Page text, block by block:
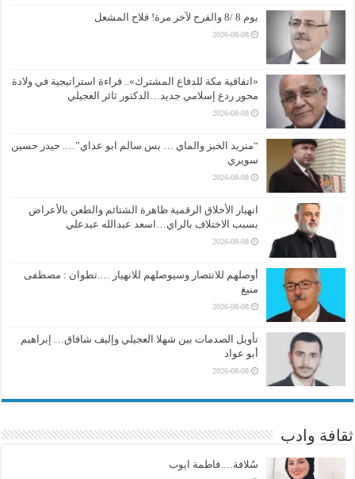
يوم 8 /8 والفرح لآخر مرة! فلاح المشعل
2026-08-08
«اتفاقية مكة للدفاع المشترك».. قراءة استراتيجية في ولادة
محور ردع إسلامي جديد…الدكتور ثائر العجيلي
2026-08-08
“منريد الخبز والماي … بس سالم ابو عداي”…. حيدر حسين
سويري
2026-08-08
انهيار الأخلاق الرقمية ظاهرة الشتائم والطعن بالأعراض
بسبب الاختلاف بالراي…اسعد عبدالله عبدعلي
2026-08-08
أوصلهم للانتصار وسيوصلهم للانهيار ….تطوان : مصطفى
منيغ
2026-08-08
تأويل الصدمات بين شهلا العجيلي وإليف شافاق… إبراهيم
أبو عواد
2026-08-08
ثقافة وادب
سُلافة….فاطمة ايوب